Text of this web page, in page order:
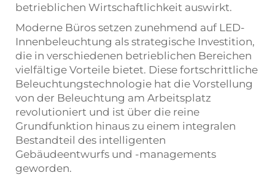
betrieblichen Wirtschaftlichkeit auswirkt.
Moderne Büros setzen zunehmend auf LED-
Innenbeleuchtung als strategische Investition,
die in verschiedenen betrieblichen Bereichen
vielfältige Vorteile bietet. Diese fortschrittliche
Beleuchtungstechnologie hat die Vorstellung
von der Beleuchtung am Arbeitsplatz
revolutioniert und ist über die reine
Grundfunktion hinaus zu einem integralen
Bestandteil des intelligenten
Gebäudeentwurfs und -managements
geworden.